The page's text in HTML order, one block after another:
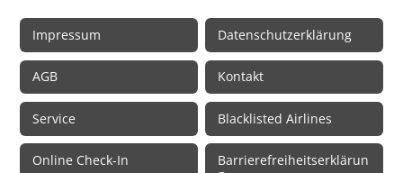
Impressum Datenschutzerklärung
AGB Kontakt
Service Blacklisted Airlines
Online Check-In
Barrierefreiheitserklärun